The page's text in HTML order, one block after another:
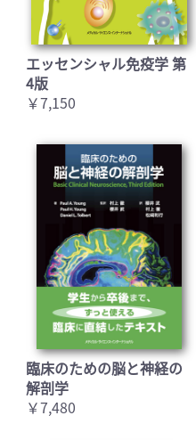
エッセンシャル免疫学 第
4版
￥7,150
臨床のための脳と神経の
解剖学
￥7,480